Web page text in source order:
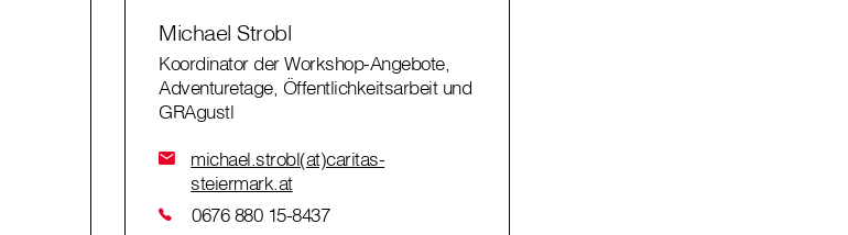
Michael Strobl
Koordinator der Workshop-Angebote,
Adventuretage, Öffentlichkeitsarbeit und
GRAgustl
michael.strobl(at)caritas-
steiermark.at
0676 880 15-8437